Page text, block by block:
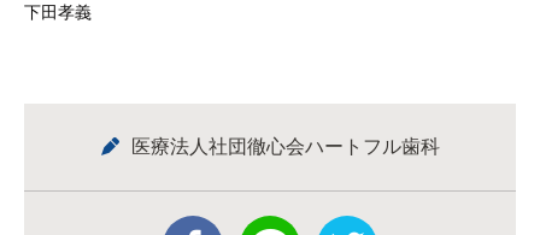
下田孝義
医療法人社団徹心会ハートフル歯科